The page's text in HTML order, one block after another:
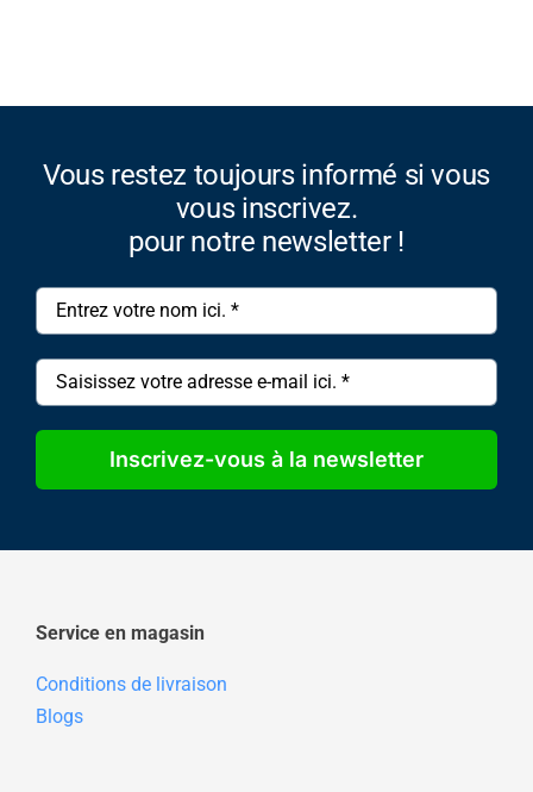
Vous restez toujours informé si vous
vous inscrivez.
pour notre newsletter !
Inscrivez-vous à la newsletter
Service en magasin
Conditions de livraison
Blogs